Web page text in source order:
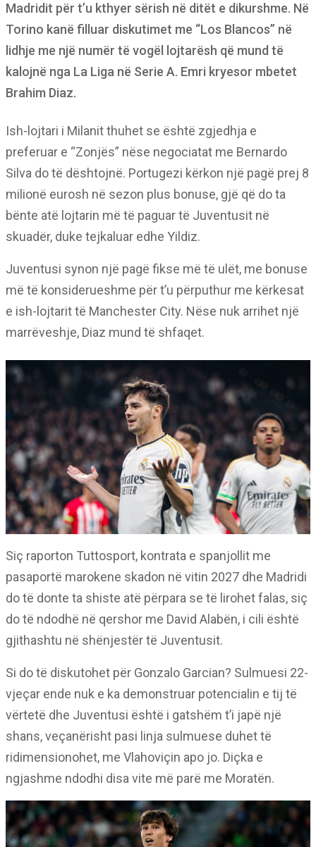
Madridit për t’u kthyer sërish në ditët e dikurshme. Në
Torino kanë filluar diskutimet me “Los Blancos” në
lidhje me një numër të vogël lojtarësh që mund të
kalojnë nga La Liga në Serie A. Emri kryesor mbetet
Brahim Diaz.
Ish-lojtari i Milanit thuhet se është zgjedhja e
preferuar e “Zonjës” nëse negociatat me Bernardo
Silva do të dështojnë. Portugezi kërkon një pagë prej 8
milionë eurosh në sezon plus bonuse, gjë që do ta
bënte atë lojtarin më të paguar të Juventusit në
skuadër, duke tejkaluar edhe Yildiz.
Juventusi synon një pagë fikse më të ulët, me bonuse
më të konsiderueshme për t’u përputhur me kërkesat
e ish-lojtarit të Manchester City. Nëse nuk arrihet një
marrëveshje, Diaz mund të shfaqet.
Siç raporton Tuttosport, kontrata e spanjollit me
pasaportë marokene skadon në vitin 2027 dhe Madridi
do të donte ta shiste atë përpara se të lirohet falas, siç
do të ndodhë në qershor me David Alabën, i cili është
gjithashtu në shënjestër të Juventusit.
Si do të diskutohet për Gonzalo Garcian? Sulmuesi 22-
vjeçar ende nuk e ka demonstruar potencialin e tij të
vërtetë dhe Juventusi është i gatshëm t’i japë një
shans, veçanërisht pasi linja sulmuese duhet të
ridimensionohet, me Vlahoviçin apo jo. Diçka e
ngjashme ndodhi disa vite më parë me Moratën.